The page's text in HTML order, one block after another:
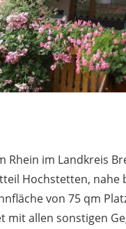
Rhein im Landkreis
Hochstetten, nahe
von 75 qm
mit allen sonstigen